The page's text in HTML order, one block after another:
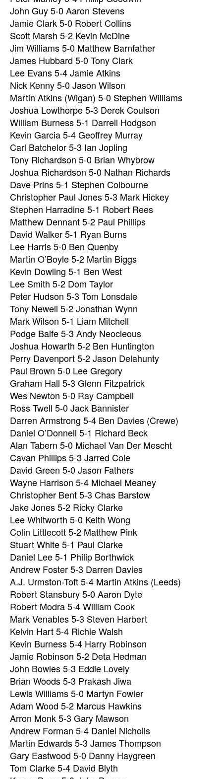
John Guy 5-0 Aaron Stevens
Jamie Clark 5-0 Robert Collins
Scott Marsh 5-2 Kevin McDine
Jim Williams 5-0 Matthew Barnfather
James Hubbard 5-0 Tony Clark
Lee Evans 5-4 Jamie Atkins
Nick Kenny 5-0 Jason Wilson
Martin Atkins (Wigan) 5-0 Stephen Williams
Joshua Lowthorpe 5-3 Derek Coulson
William Burness 5-1 Darrell Hodgson
Kevin Garcia 5-4 Geoffrey Murray
Carl Batchelor 5-3 Ian Jopling
Tony Richardson 5-0 Brian Whybrow
Joshua Richardson 5-0 Nathan Richards
Dave Prins 5-1 Stephen Colbourne
Christopher Paul Jones 5-3 Mark Hickey
Stephen Harradine 5-1 Robert Rees
Matthew Dennant 5-2 Paul Phillips
David Walker 5-1 Ryan Burns
Lee Harris 5-0 Ben Quenby
Martin O’Boyle 5-2 Martin Biggs
Kevin Dowling 5-1 Ben West
Lee Smith 5-2 Dom Taylor
Peter Hudson 5-3 Tom Lonsdale
Tony Newell 5-2 Jonathan Wynn
Mark Wilson 5-1 Liam Mitchell
Podge Balfe 5-3 Andy Neocleous
Joshua Howarth 5-2 Ben Huntington
Perry Davenport 5-2 Jason Delahunty
Paul Brown 5-0 Lee Gregory
Graham Hall 5-3 Glenn Fitzpatrick
Wes Newton 5-0 Ray Campbell
Ross Twell 5-0 Jack Bannister
Darren Armstrong 5-4 Ben Davies (Crewe)
Daniel O’Donnell 5-1 Richard Beck
Alan Tabern 5-0 Michael Van Der Mescht
Cavan Phillips 5-3 Jarred Cole
David Green 5-0 Jason Fathers
Wayne Harrison 5-4 Michael Meaney
Christopher Bent 5-3 Chas Barstow
Jake Jones 5-2 Ricky Clarke
Lee Whitworth 5-0 Keith Wong
Colin Littlecott 5-2 Matthew Pink
Stuart White 5-1 Paul Clarke
Daniel Lee 5-1 Philip Borthwick
Andrew Foster 5-3 Darren Davies
A.J. Urmston-Toft 5-4 Martin Atkins (Leeds)
Robert Stansbury 5-0 Aaron Dyte
Robert Modra 5-4 William Cook
Mark Venables 5-3 Steven Harbert
Kelvin Hart 5-4 Richie Walsh
Kevin Burness 5-4 Harry Robinson
Jamie Robinson 5-2 Deta Hedman
John Bowles 5-3 Eddie Lovely
Brian Woods 5-3 Prakash Jiwa
Lewis Williams 5-0 Martyn Fowler
Adam Wood 5-2 Marcus Hawkins
Arron Monk 5-3 Gary Mawson
Andrew Forman 5-4 Daniel Nicholls
Martin Edwards 5-3 James Thompson
Gary Eastwood 5-0 Danny Haygreen
Tom Clarke 5-4 David Blyth